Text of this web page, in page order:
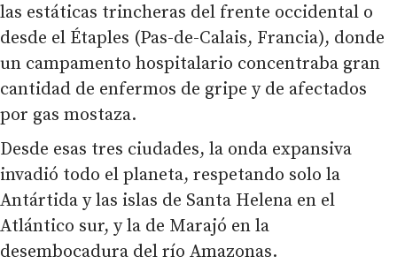
las estáticas trincheras del frente occidental o
desde el Étaples (Pas-de-Calais, Francia), donde
un campamento hospitalario concentraba gran
cantidad de enfermos de gripe y de afectados
por gas mostaza.
Desde esas tres ciudades, la onda expansiva
invadió todo el planeta, respetando solo la
Antártida y las islas de Santa Helena en el
Atlántico sur, y la de Marajó en la
desembocadura del río Amazonas.